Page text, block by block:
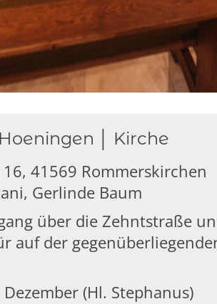
│ Kirche
41569 Rommerskirchen
Gerlinde Baum
über die Zehntstraße
auf der
(Hl. Stephanus)